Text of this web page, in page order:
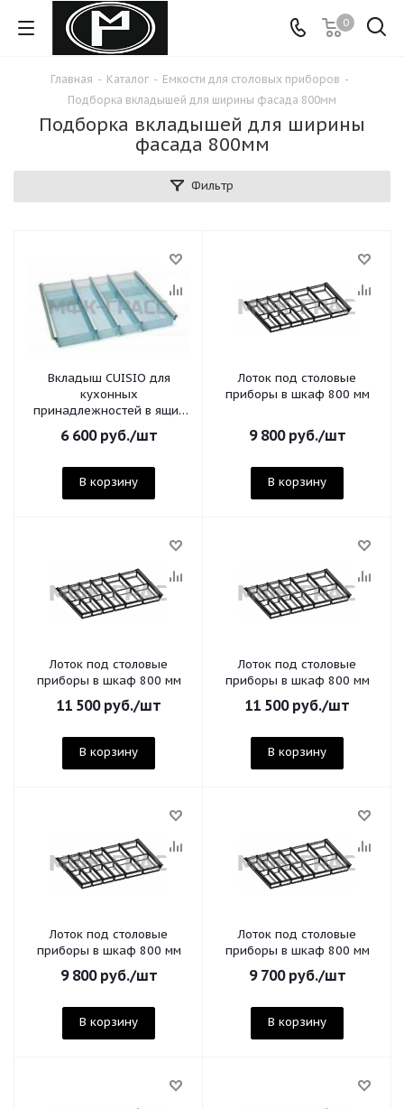
0
Главная - Каталог - Емкости для столовых приборов -
Подборка вкладышей для ширины фасада 800мм
Подборка вкладышей для ширины
фасада 800мм
Фильтр
Вкладыш CUISIO для
кухонных
принадлежностей в ящик
полного выдвижения,
аквамарин, ширина - 800
6 600руб./шт
В корзину
Лоток под столовые
приборы в шкаф 800 мм
9 800руб./шт
В корзину
Лоток под столовые
приборы в шкаф 800 мм
11 500руб./шт
В корзину
Лоток под столовые
приборы в шкаф 800 мм
11 500руб./шт
В корзину
Лоток под столовые
приборы в шкаф 800 мм
9 800руб./шт
В корзину
Лоток под столовые
приборы в шкаф 800 мм
9 700руб./шт
В корзину